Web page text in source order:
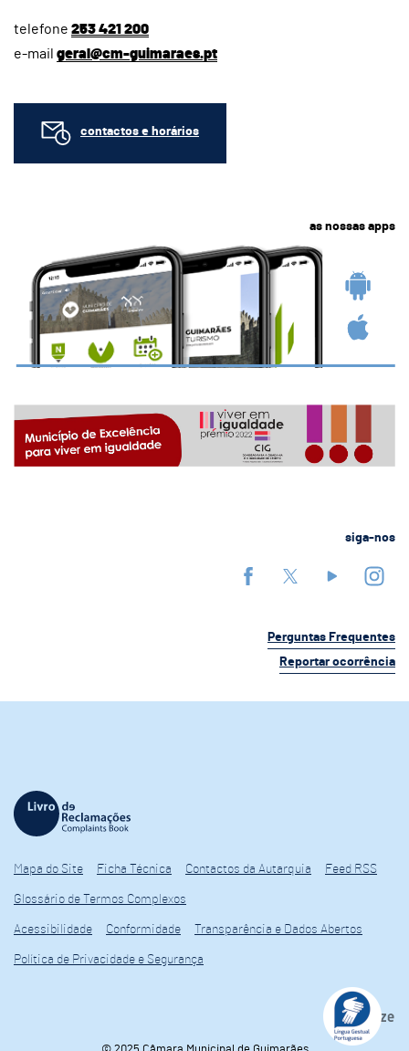
telefone 253 421 200
e-mail geral@cm-guimaraes.pt
contactos e horários
as nossas apps
siga-nos
Perguntas Frequentes
Reportar ocorrência
Mapa do Site Ficha Técnica Contactos da Autarquia Feed RSS
Glossário de Termos Complexos
Acessibilidade Conformidade Transparência e Dados Abertos
Política de Privacidade e Segurança